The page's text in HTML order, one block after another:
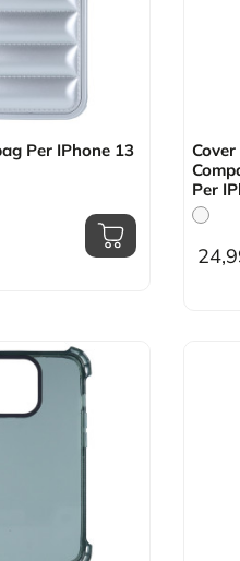
Per IPhone 13
Per